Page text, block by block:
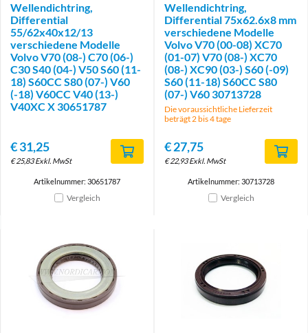
Wellendichtring,
Differential
55/62x40x12/13
verschiedene Modelle
Volvo V70 (08-) C70 (06-)
C30 S40 (04-) V50 S60 (11-
18) S60CC S80 (07-) V60
(-18) V60CC V40 (13-)
V40XC X 30651787
€31,25
€25,83 Exkl. MwSt
Artikelnummer: 30651787
Vergleich
Wellendichtring,
Differential 75x62.6x8 mm
verschiedene Modelle
Volvo V70 (00-08) XC70
(01-07) V70 (08-) XC70
(08-) XC90 (03-) S60 (-09)
S60 (11-18) S60CC S80
(07-) V60 30713728
Die voraussichtliche Lieferzeit
beträgt 2 bis 4 tage
€27,75
€22,93 Exkl. MwSt
Artikelnummer: 30713728
Vergleich